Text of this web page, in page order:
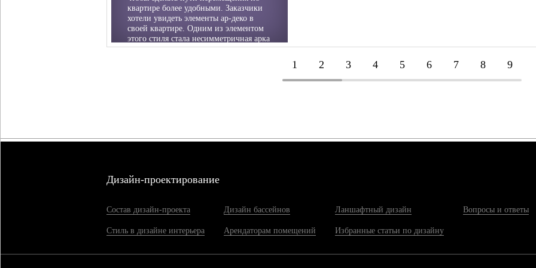
квартире более удобными. Заказчики
хотели увидеть элементы ар-деко в
своей квартире. Одним из элементом
этого стиля стала несимметричная арка
с витражом и потолок, плавно
1 2 3 4 5 6 7 8 9
Дизайн-проектирование
Состав дизайн-проекта
Стиль в дизайне интерьера
Дизайн бассейнов
Арендаторам помещений
Ланшафтный дизайн
Избранные статьи по дизайну
Вопросы и ответы